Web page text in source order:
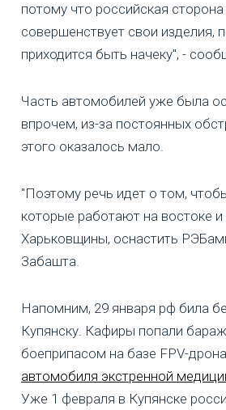
потому что российская сторона
совершенствует свои изделия,
приходится быть начеку", -
Часть автомобилей уже была
впрочем, из-за постоянных
этого оказалось мало.
"Поэтому речь идет о том,
которые работают на востоке и
Харьковщины, оснастить
Забашта.
Напомним, 29 января рф била
Купянску. Кафиры попали
боеприпасом на базе FPV-
автомобиля экстренной
Уже 1 февраля в Купянске